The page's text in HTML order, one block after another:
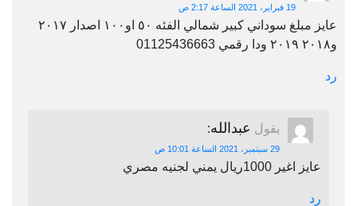
19 فبراير، 2021 الساعة 2:17 ص
عايز مبلغ سوداني كبير شمالي الفئه ٥٠ او١٠٠ اصدار ٢٠١٧
و٢٠١٨ ٢٠١٩ ودا رقمي 01125436663
رد
يقول عبدالله:
29 سبتمبر، 2021 الساعة 10:01 ص
عايز اغير 1000ريال يمني لجنيه مصري
رد